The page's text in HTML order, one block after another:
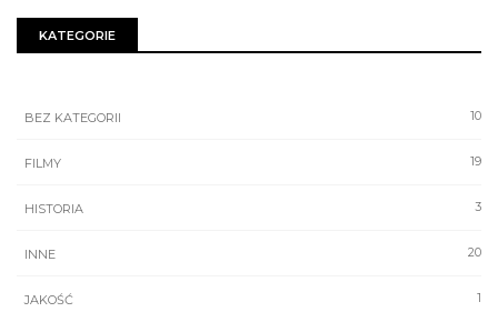
KATEGORIE
10
BEZ KATEGORII
19
FILMY
3
HISTORIA
20
INNE
1
JAKOŚĆ